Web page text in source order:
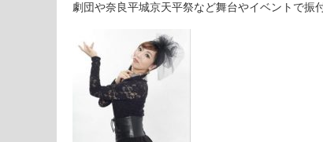
劇団や奈良平城京天平祭など舞台やイベントで振